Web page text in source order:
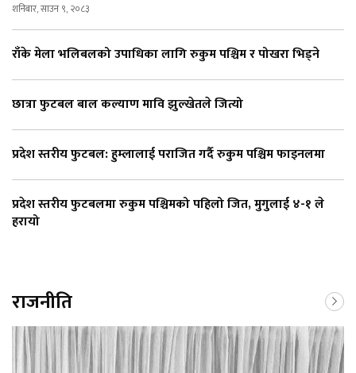
शनिबार, साउन ९, २०८३
राँके मेला भलिबलको उपाधिका लागि रुकुम पश्चिम र पोखरा भिड्ने
छात्रा फुटबल बाल कल्याण मावि झुल्खेतले जित्यो
प्रदेश स्तरीय फुटबल: हुम्लालाई पराजित गर्दै रुकुम पश्चिम फाइनलमा
प्रदेश स्तरीय फुटबलमा रुकुम पश्चिमको पहिलो जित, मुगुलाई ४-१ ले
हरायो
राजनीति